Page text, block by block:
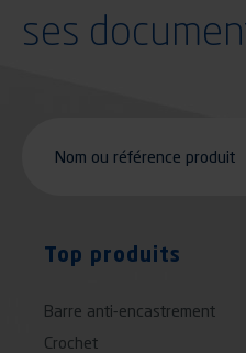
ses
Top produits
Barre anti-encastrement
Crochet